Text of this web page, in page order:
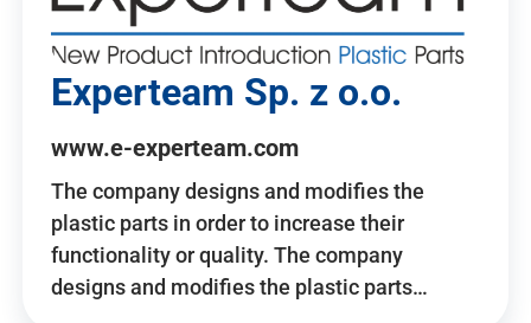
Experteam Sp. z o.o.
www.e-experteam.com
The company designs and modifies the
plastic parts in order to increase their
functionality or quality. The company
designs and modifies the plastic parts…